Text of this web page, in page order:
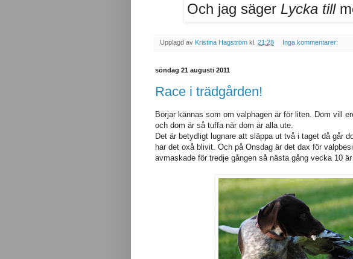
Och jag säger Lycka till
Upplagd av Kristina Hagström kl. 21:28 Inga kommentarer:
söndag 21 augusti 2011
Race i trädgården!
Börjar kännas som om valphagen är för liten. Dom vill
och dom är så tuffa när dom är alla ute.
Det är betydligt lugnare att släppa ut två i taget då går
har det oxå blivit. Och på Onsdag är det dax för
avmaskade för tredje gången så nästa gång vecka 10